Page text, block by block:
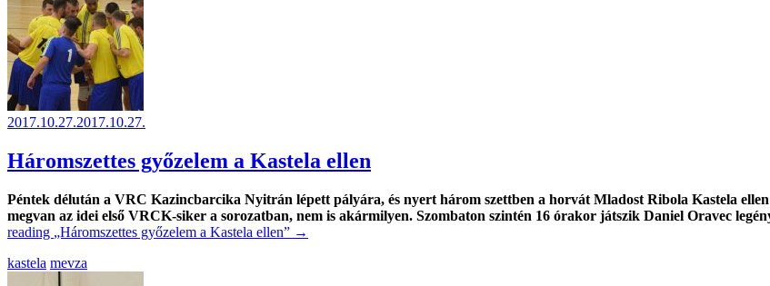
2017.10.27.2017.10.27.
Háromszettes győzelem a Kastela ellen
Péntek délután a VRC Kazincbarcika Nyitrán lépett pályára, és nyert három szettben a horvát Mladost Ribola Kastela
megvan az idei első VRCK-siker a sorozatban, nem is akármilyen. Szombaton szintén 16 órakor játszik Daniel Oravec
reading „Háromszettes győzelem a Kastela ellen” →
kastela mevza